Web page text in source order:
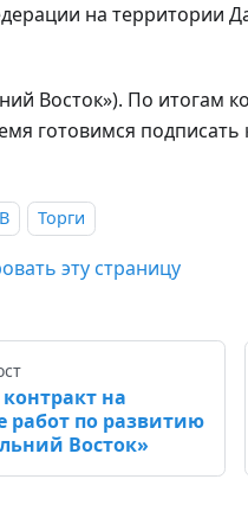
на территории
Восток»). По итогам
готовимся подписать
Торги
эту страницу
на
работ по развитию
Восток»